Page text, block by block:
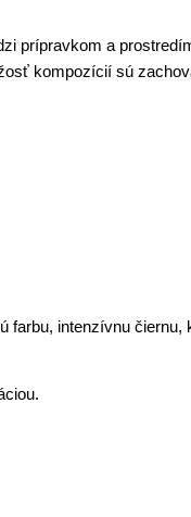
prípravkom a
kompozícií sú
farbu, intenzívnu čiernu,